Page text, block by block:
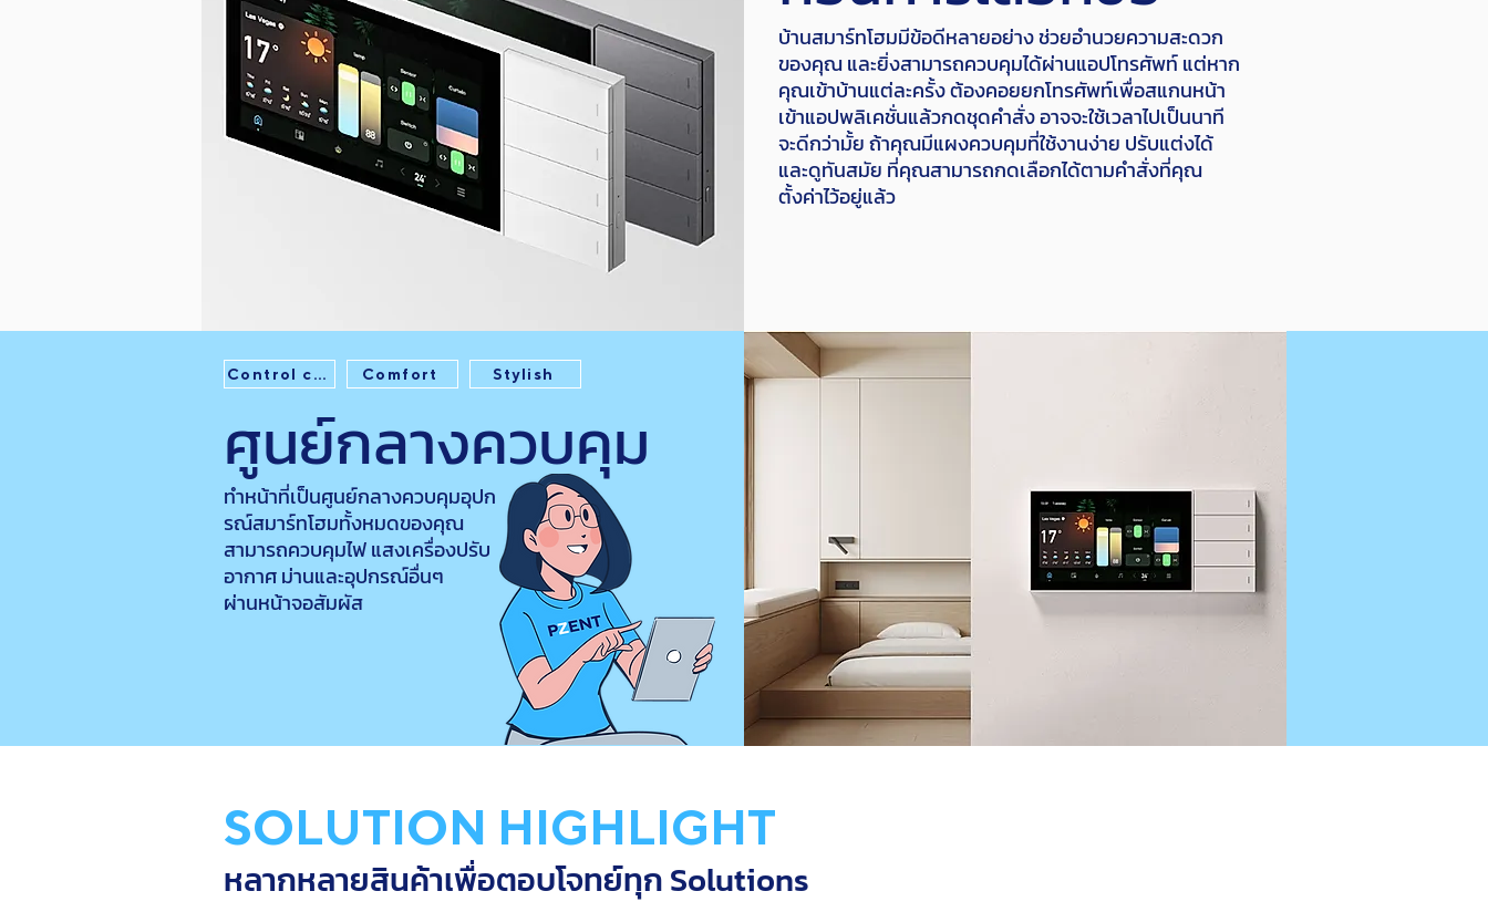
บ้านสมาร์ทโฮมมีข้อดีหลายอย่าง ช่วยอำนวยความสะดวก
ของคุณ และยิ่งสามารถควบคุมได้ผ่านแอปโทรศัพท์ แต่หาก
คุณเข้าบ้านแต่ละครั้ง ต้องคอยยกโทรศัพท์เพื่อสแกนหน้า
เข้าแอปพลิเคชั่นแล้วกดชุดคำสั่ง อาจจะใช้เวลาไปเป็นนาที
จะดีกว่ามั้ย ถ้าคุณมีแผงควบคุมที่ใช้งานง่าย ปรับแต่งได้
และดูทันสมัย ที่คุณสามารถกดเลือกได้ตามคำสั่งที่คุณ
ตั้งค่าไว้อยู่แล้ว
Control centerComfort Stylish
ศูนย์กลางควบคุม
ทำหน้าที่เป็นศูนย์กลางควบคุมอุปก
รณ์สมาร์ทโฮมทั้งหมดของคุณ
สามารถควบคุมไฟ แสงเครื่องปรับ
อากาศ ม่านและอุปกรณ์อื่นๆ
ผ่านหน้าจอสัมผัส
SOLUTION HIGHLIGHT
หลากหลายสินค้าเพื่อตอบโจทย์ทุก Solutions